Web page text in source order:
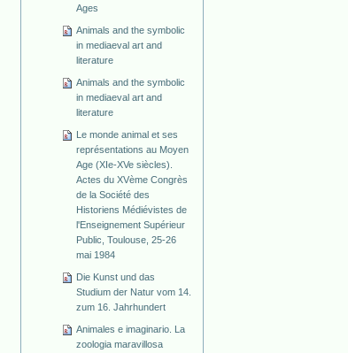
Ages
Animals and the symbolic
in mediaeval art and
literature
Animals and the symbolic
in mediaeval art and
literature
Le monde animal et ses
représentations au Moyen
Age (XIe-XVe siècles).
Actes du XVème Congrès
de la Société des
Historiens Médiévistes de
l'Enseignement Supérieur
Public, Toulouse, 25-26
mai 1984
Die Kunst und das
Studium der Natur vom 14.
zum 16. Jahrhundert
Animales e imaginario. La
zoologia maravillosa